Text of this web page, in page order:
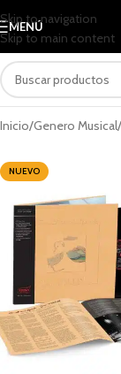
Skip to navigation
Skip to main content
MENÚ
Inicio Genero Musical
NUEVO